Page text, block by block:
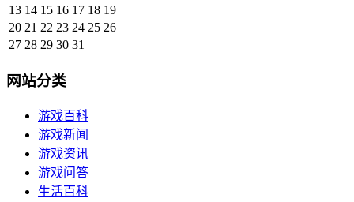
13 14 15 16 17 18 19
20 21 22 23 24 25 26
27 28 29 30 31
网站分类
游戏百科
游戏新闻
游戏资讯
游戏问答
生活百科